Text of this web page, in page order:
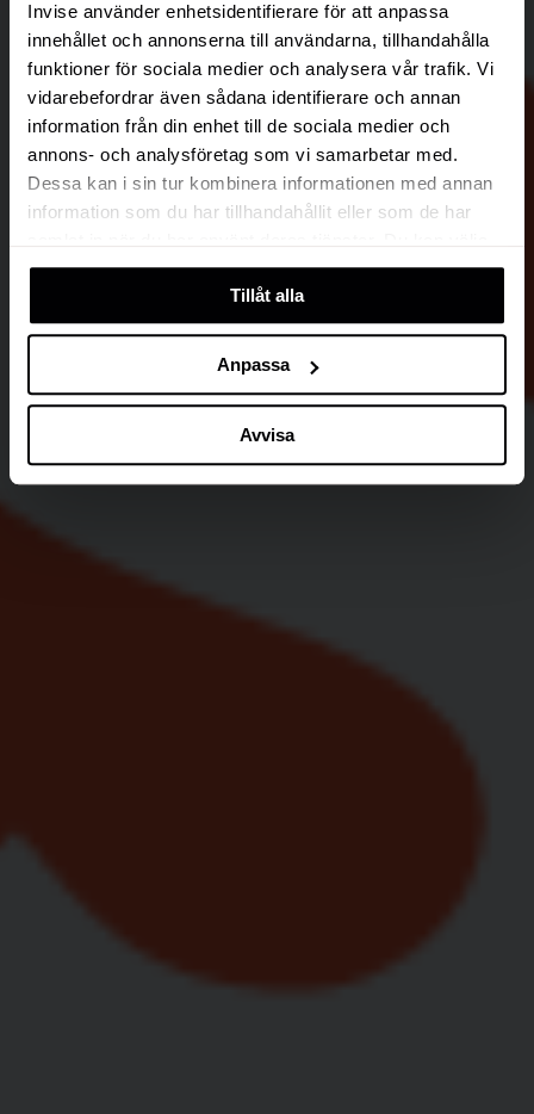
Invise använder enhetsidentifierare för att anpassa
innehållet och annonserna till användarna, tillhandahålla
funktioner för sociala medier och analysera vår trafik. Vi
vidarebefordrar även sådana identifierare och annan
information från din enhet till de sociala medier och
annons- och analysföretag som vi samarbetar med.
Dessa kan i sin tur kombinera informationen med annan
information som du har tillhandahållit eller som de har
att klicka på “information” för att välja och justera vilka
cookies som ska sättas. Läs vår
cookies, deras funktion, varför vi använder dem och hur
Tillåt alla
Anpassa
Avvisa